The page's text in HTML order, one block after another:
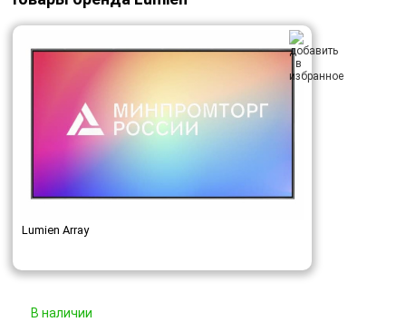
Lumien Array
В наличии